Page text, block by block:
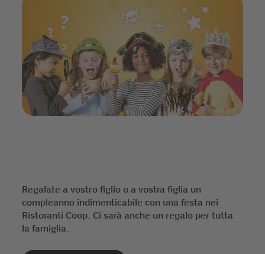
Regalate a vostro figlio o a vostra figlia un
compleanno indimenticabile con una festa nei
Ristoranti Coop. Ci sarà anche un regalo per tutta
la famiglia.